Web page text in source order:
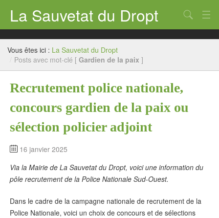
La Sauvetat du Dropt
Accueil
Mairie
Contact
Chercher
Vous êtes ici : La Sauvetat du Dropt
/ Posts avec mot-clé [ Gardien de la paix ]
Recrutement police nationale,
concours gardien de la paix ou
sélection policier adjoint
16 janvier 2025
Via la Mairie de La Sauvetat du Dropt, voici une information du
pôle recrutement de la Police Nationale Sud-Ouest.
Dans le cadre de la campagne nationale de recrutement de la
Police Nationale, voici un choix de concours et de sélections